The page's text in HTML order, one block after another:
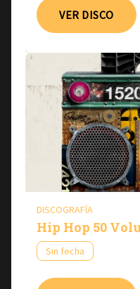
VER DISCO
DISCOGRAFÍA
Hip Hop 50
Sin fecha